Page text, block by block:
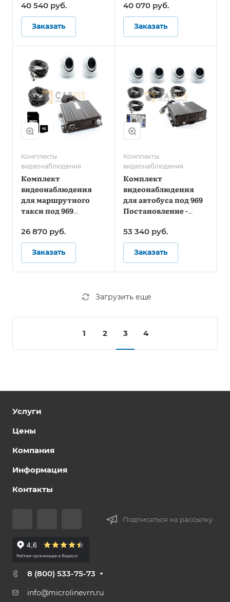
Стандарт
40 540 руб.
Заказать
Онлайн
40 070 руб.
Заказать
Комплекты
видеонаблюдения
Комплект
видеонаблюдения
для маршрутного
такси под 969
Стандарт
26 870 руб.
Заказать
Комплекты
видеонаблюдения
Комплект
видеонаблюдения
для автобуса под 969
Постановление -
53 340 руб.
Заказать
Загрузить еще
1 2 3 4
Услуги
Цены
Компания
Информация
Контакты
Подписаться на рассылку
8 (800) 533-75-73
info@microlinevrn.ru